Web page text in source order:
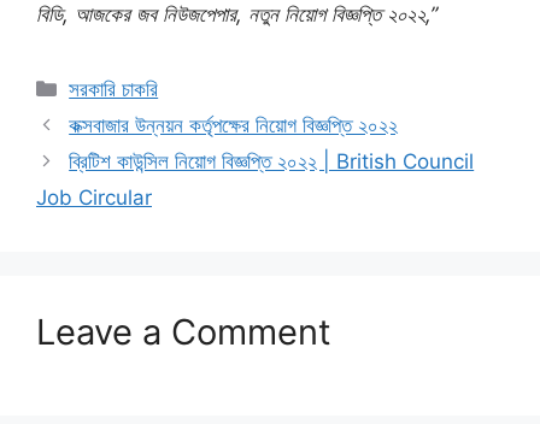
বিডি, আজকের জব নিউজপেপার, নতুন নিয়োগ বিজ্ঞপ্তি ২০২২,”
Categories
সরকারি চাকরি
কক্সবাজার উন্নয়ন কর্তৃপক্ষের নিয়োগ বিজ্ঞপ্তি ২০২২
ব্রিটিশ কাউন্সিল নিয়োগ বিজ্ঞপ্তি ২০২২ | British Council
Job Circular
Leave a Comment